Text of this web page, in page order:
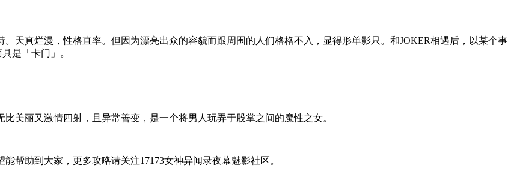
天真烂漫，性格直率。但因为漂亮出众的容貌而跟周围的人们格格不入，显得形单影只。和JOKER相遇后，以某个事
是「卡门」。
美丽又激情四射，且异常善变，是一个将男人玩弄于股掌之间的魔性之女。
帮助到大家，更多攻略请关注17173女神异闻录夜幕魅影社区。